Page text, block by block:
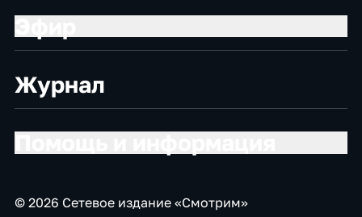
Журнал
© 2026 Сетевое издание «Смотрим»